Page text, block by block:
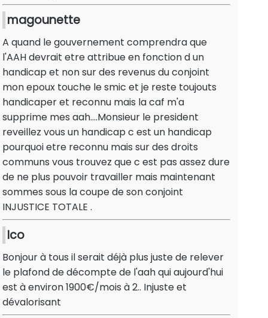
magounette
A quand le gouvernement comprendra que
l'AAH devrait etre attribue en fonction d un
handicap et non sur des revenus du conjoint
mon epoux touche le smic et je reste toujouts
handicaper et reconnu mais la caf m'a
supprime mes aah….Monsieur le president
reveillez vous un handicap c est un handicap
pourquoi etre reconnu mais sur des droits
communs vous trouvez que c est pas assez dure
de ne plus pouvoir travailler mais maintenant
sommes sous la coupe de son conjoint
INJUSTICE TOTALE .
Ico
Bonjour à tous il serait déjà plus juste de relever
le plafond de décompte de l'aah qui aujourd'hui
est à environ 1900€/mois à 2.. Injuste et
dévalorisant